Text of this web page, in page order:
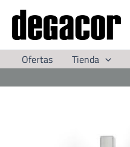
contenido
Ofertas
Tienda